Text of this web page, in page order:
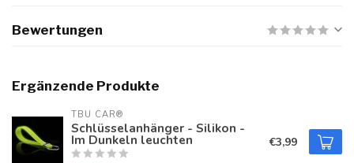
Bewertungen
Ergänzende Produkte
TBU CAR®
Schlüsselanhänger - Silikon -
Im Dunkeln leuchten €3,99